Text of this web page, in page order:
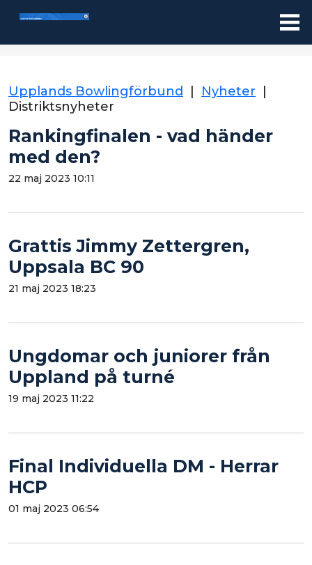
Upplands Bowlingförbund Nyheter
Distriktsnyheter
Rankingfinalen - vad händer
med den?
22 maj 2023 10:11
Grattis Jimmy Zettergren,
Uppsala BC 90
21 maj 2023 18:23
Ungdomar och juniorer från
Uppland på turné
19 maj 2023 11:22
Final Individuella DM - Herrar
HCP
01 maj 2023 06:54